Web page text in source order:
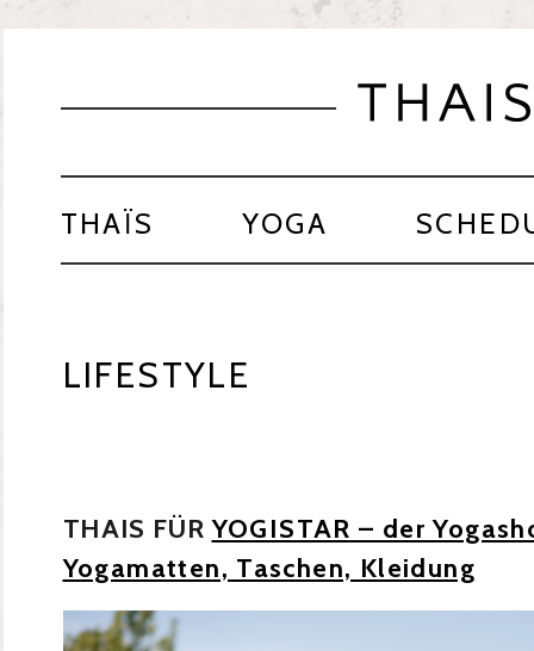
THAÏS YOGA
LIFESTYLE
THAIS FÜRYOGISTAR – der
Yogamatten, Taschen, Kleidung